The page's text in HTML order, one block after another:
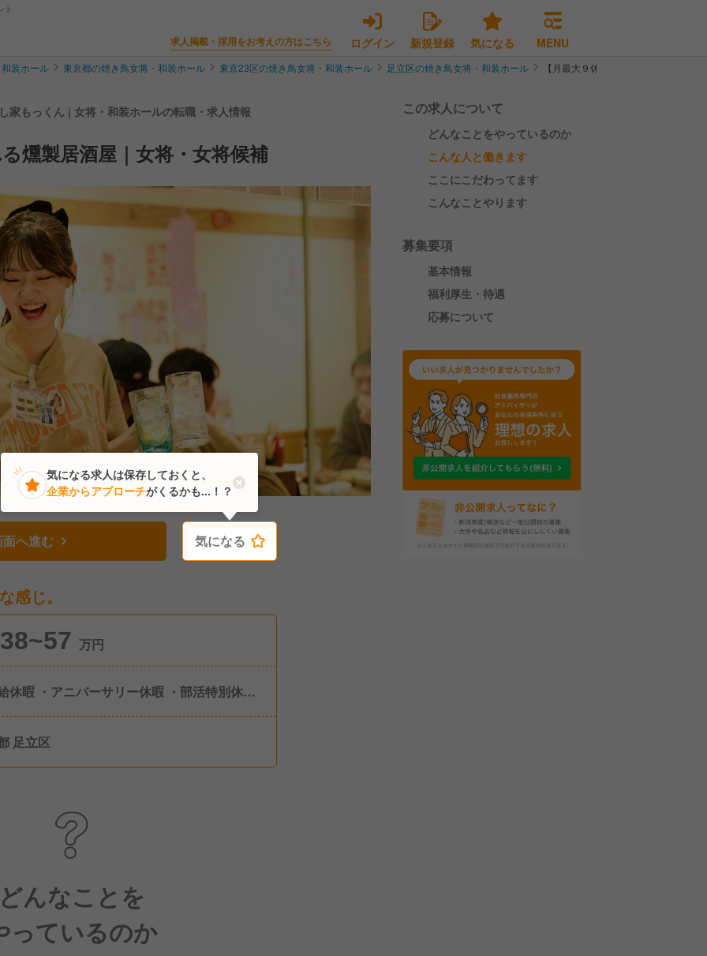
ト
求人掲載・採用をお考えの方はこちら ログイン 新規登録 気になる MENU
装ホール 東京都の焼き鳥女将・和装ホール 東京23区の焼き鳥女将・和装ホール 足立区の焼き鳥女将・和装ホール 【月最大９休】街に愛される燻製居
もっくん | 女将・和装ホールの転職・求人情報
燻製居酒屋｜女将・女将候補
へ進む 気になる
感じ。
38~57 万円
休暇 ・アニバーサリー休暇 ・部活特別休暇
足立区
んなことを
っているのか
この求人について
どんなことをやっているのか
こんな人と働きます
ここにこだわってます
こんなことやります
募集要項
基本情報
福利厚生・待遇
応募について
気になる
気になる求人は保存しておくと、
企業からアプローチがくるかも...！？